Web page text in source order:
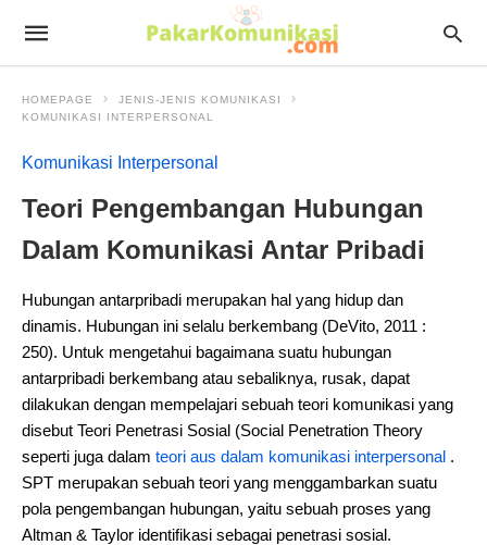
HOMEPAGE
JENIS-JENIS KOMUNIKASI
KOMUNIKASI INTERPERSONAL
Komunikasi Interpersonal
Teori Pengembangan Hubungan
Dalam Komunikasi Antar Pribadi
Hubungan antarpribadi merupakan hal yang hidup dan
dinamis. Hubungan ini selalu berkembang (DeVito, 2011 :
250). Untuk mengetahui bagaimana suatu hubungan
antarpribadi berkembang atau sebaliknya, rusak, dapat
dilakukan dengan mempelajari sebuah teori komunikasi yang
disebut Teori Penetrasi Sosial (Social Penetration Theory
seperti juga dalam teori aus dalam komunikasi interpersonal .
SPT merupakan sebuah teori yang menggambarkan suatu
pola pengembangan hubungan, yaitu sebuah proses yang
Altman & Taylor identifikasi sebagai penetrasi sosial.